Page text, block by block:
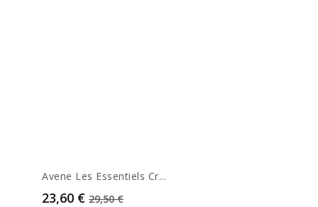
Avene Les Essentiels Cr...
Prix
23,60 € Prix de base
29,50 €